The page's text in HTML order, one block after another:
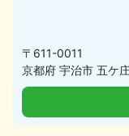
〒611-0011
京都府 宇治市 五ケ